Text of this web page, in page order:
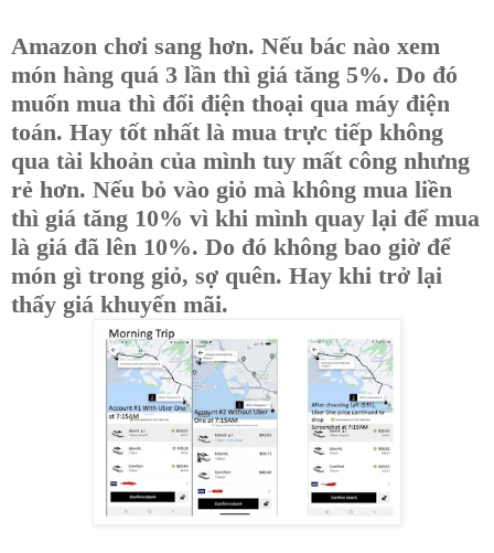
Amazon chơi sang hơn. Nếu bác nào xem
món hàng quá 3 lần thì giá tăng 5%. Do đó
muốn mua thì đổi điện thoại qua máy điện
toán. Hay tốt nhất là mua trực tiếp không
qua tài khoản của mình tuy mất công nhưng
rẻ hơn. Nếu bỏ vào giỏ mà không mua liền
thì giá tăng 10% vì khi mình quay lại để mua
là giá đã lên 10%. Do đó không bao giờ để
món gì trong giỏ, sợ quên. Hay khi trở lại
thấy giá khuyến mãi.